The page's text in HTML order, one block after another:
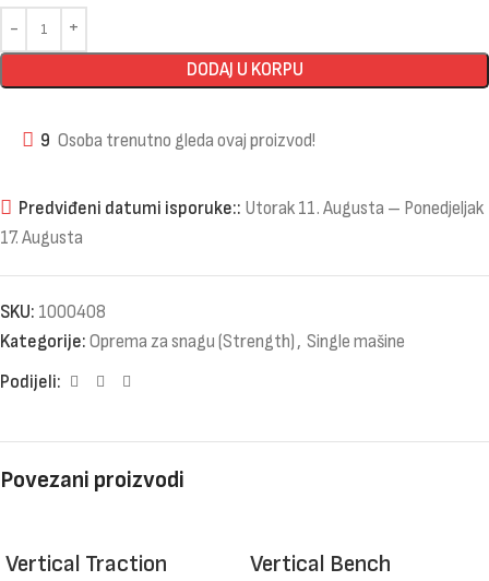
DODAJ U KORPU
9 Osoba trenutno gleda ovaj proizvod!
Predviđeni datumi isporuke:: Utorak 11. Augusta – Ponedjeljak
17. Augusta
SKU: 1000408
Kategorije: Oprema za snagu (Strength) , Single mašine
Podijeli:
Povezani proizvodi
Vertical Traction Vertical Bench